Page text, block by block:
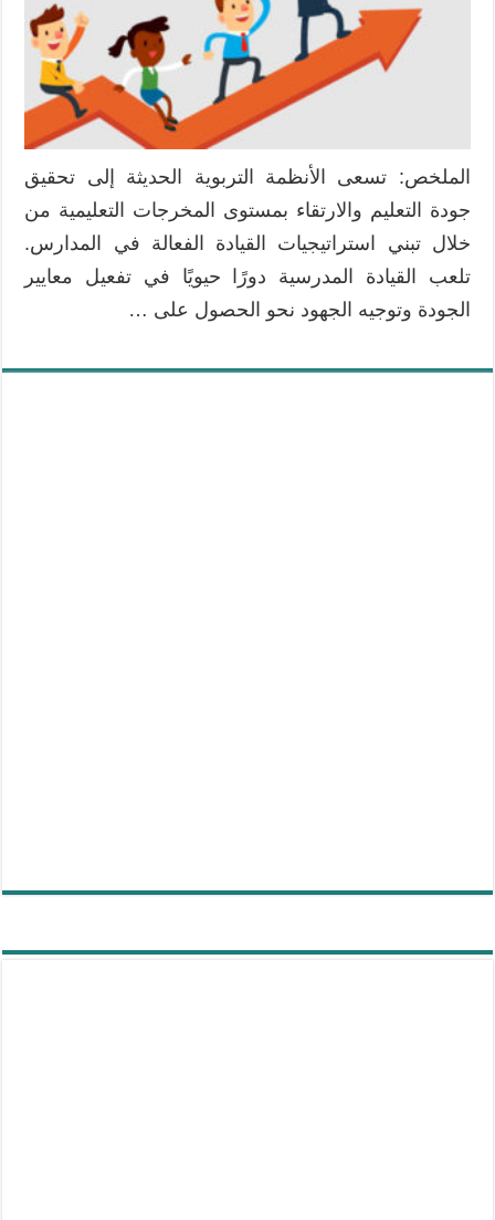
لتحقيق
الجودة
والاعتماد
المدرسي
في
المؤسسات
التعليمية
مغلقة
الملخص: تسعى الأنظمة التربوية الحديثة إلى تحقيق
جودة التعليم والارتقاء بمستوى المخرجات التعليمية من
خلال تبني استراتيجيات القيادة الفعالة في المدارس.
تلعب القيادة المدرسية دورًا حيويًا في تفعيل معايير
الجودة وتوجيه الجهود نحو الحصول على …